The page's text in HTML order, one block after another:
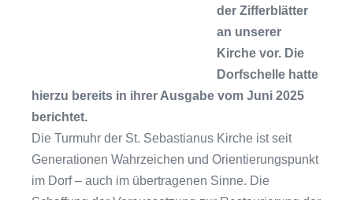
der Zifferblätter
an unserer
Kirche vor. Die
Dorfschelle hatte
hierzu bereits in ihrer Ausgabe vom Juni 2025
berichtet.
Die Turmuhr der St. Sebastianus Kirche ist seit
Generationen Wahrzeichen und Orientierungspunkt
im Dorf – auch im übertragenen Sinne. Die